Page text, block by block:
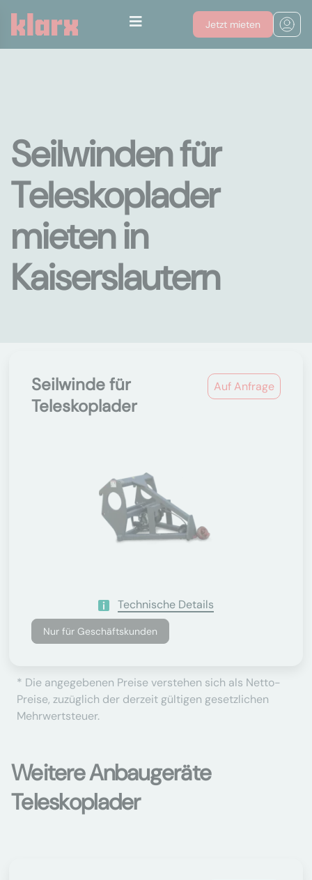
Jetzt mieten
Seilwinden für
Teleskoplader
mieten in
Kaiserslautern
Auf Anfrage
Seilwinde für
Teleskoplader
Technische Details
Nur für Geschäftskunden
* Die angegebenen Preise verstehen sich als Netto-
Preise, zuzüglich der derzeit gültigen gesetzlichen
Mehrwertsteuer.
Weitere Anbaugeräte
Teleskoplader